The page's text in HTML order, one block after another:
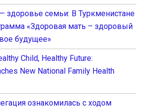
здоровье семьи: В Туркменистане
«Здоровая мать – здоровый
будущее»
Child, Healthy Future:
New National Family Health
ознакомилась с ходом